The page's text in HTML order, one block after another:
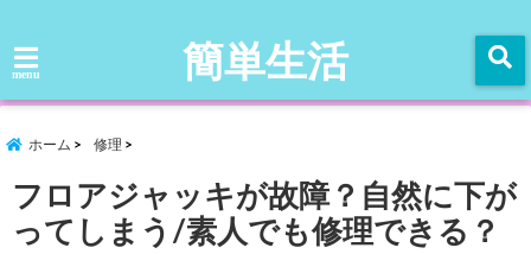
menu 簡単生活
ホーム 修理
フロアジャッキが故障？自然に下が
ってしまう/素人でも修理できる？